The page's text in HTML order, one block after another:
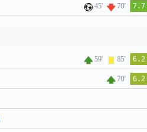
45' 70' 7.7
59' 85' 6.2
70' 6.2